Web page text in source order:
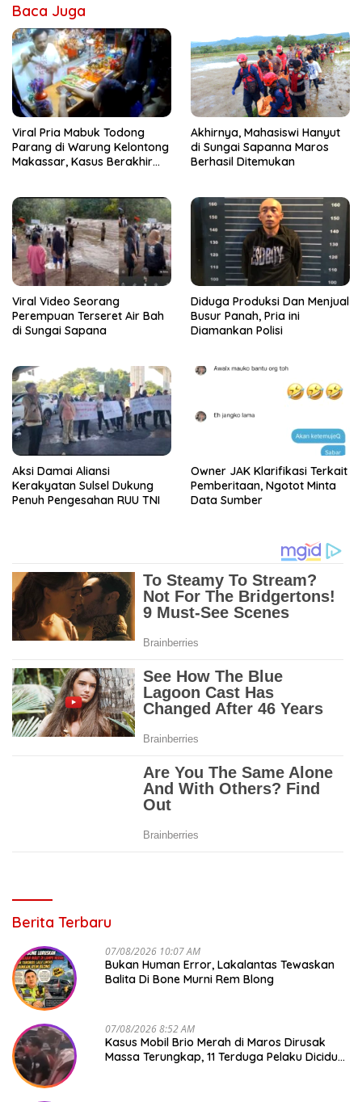
Baca Juga
Viral Pria Mabuk Todong
Parang di Warung Kelontong
Makassar, Kasus Berakhir
Akhirnya, Mahasiswi Hanyut
di Sungai Sapanna Maros
Berhasil Ditemukan
Viral Video Seorang
Perempuan Terseret Air Bah
di Sungai Sapana
Diduga Produksi Dan Menjual
Busur Panah, Pria ini
Diamankan Polisi
Aksi Damai Aliansi
Kerakyatan Sulsel Dukung
Penuh Pengesahan RUU TNI
Owner JAK Klarifikasi Terkait
Pemberitaan, Ngotot Minta
Data Sumber
Berita Terbaru
07/08/2026 10:07 AM
Bukan Human Error, Lakalantas Tewaskan
Balita Di Bone Murni Rem Blong
07/08/2026 8:52 AM
Kasus Mobil Brio Merah di Maros Dirusak
Massa Terungkap, 11 Terduga Pelaku Diciduk